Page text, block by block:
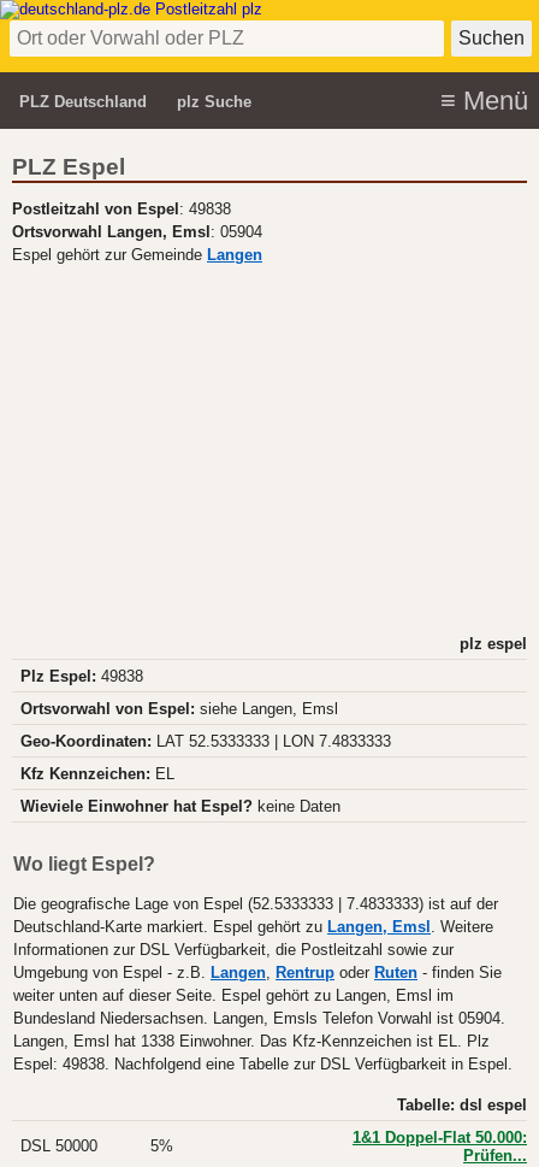
PLZ Deutschland plz Suche
PLZ Espel
Postleitzahl von Espel : 49838
Ortsvorwahl Langen, Emsl : 05904
Espel gehört zur Gemeinde Langen
plz espel
Plz Espel: 49838
Ortsvorwahl von Espel: siehe Langen, Emsl
Geo-Koordinaten: LAT 52.5333333 | LON 7.4833333
Kfz Kennzeichen: EL
Wieviele Einwohner hat Espel? keine Daten
Wo liegt Espel?
Die geografische Lage von Espel (52.5333333 | 7.4833333) ist auf der
Deutschland-Karte markiert. Espel gehört zu Langen, Emsl . Weitere
Informationen zur DSL Verfügbarkeit, die Postleitzahl sowie zur
Umgebung von Espel - z.B. Langen, Rentrup oder Ruten - finden Sie
weiter unten auf dieser Seite. Espel gehört zu Langen, Emsl im
Bundesland Niedersachsen. Langen, Emsls Telefon Vorwahl ist 05904.
Langen, Emsl hat 1338 Einwohner. Das Kfz-Kennzeichen ist EL. Plz
Espel: 49838. Nachfolgend eine Tabelle zur DSL Verfügbarkeit in Espel.
Tabelle: dsl espel
DSL 50000 5%
1&1 Doppel-Flat 50.000:
Prüfen...